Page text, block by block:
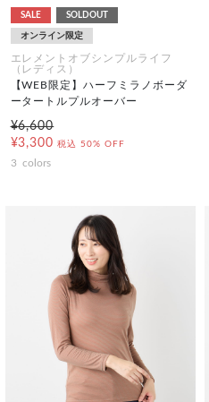
SALE SOLDOUT
オンライン限定
エレメントオブシンプルライフ
（レディス）
【WEB限定】ハーフミラノボーダ
ータートルプルオーバー
¥6,600
¥3,300 税込 50% OFF
3 colors